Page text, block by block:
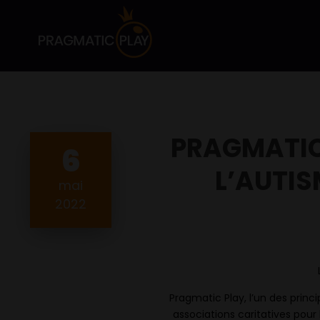
6
mai
2022
Pragmatic Play, l’un des
associations caritatives